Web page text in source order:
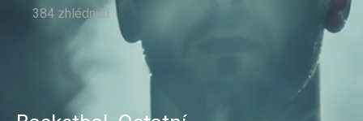
384 zhlédnutí